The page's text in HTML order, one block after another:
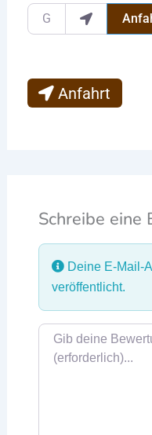
Gib deinen Standort
Anfahrt
Schreibe eine
Deine E-Mail-
veröffentlicht.
Rezensionstext